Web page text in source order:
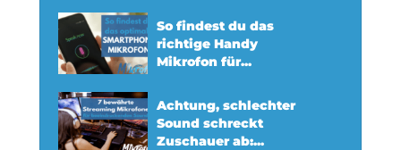
So findest du das
richtige Handy
Mikrofon für...
Achtung, schlechter
Sound schreckt
Zuschauer ab:...